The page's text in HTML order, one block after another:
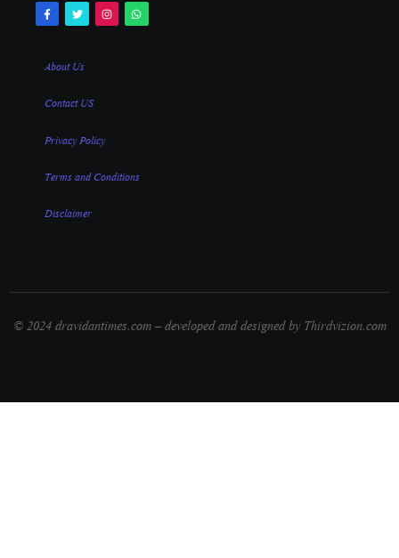
About Us
Contact US
Privacy Policy
Terms and Conditions
Disclaimer
© 2024 dravidantimes.com – developed and designed by Thirdvizion.com